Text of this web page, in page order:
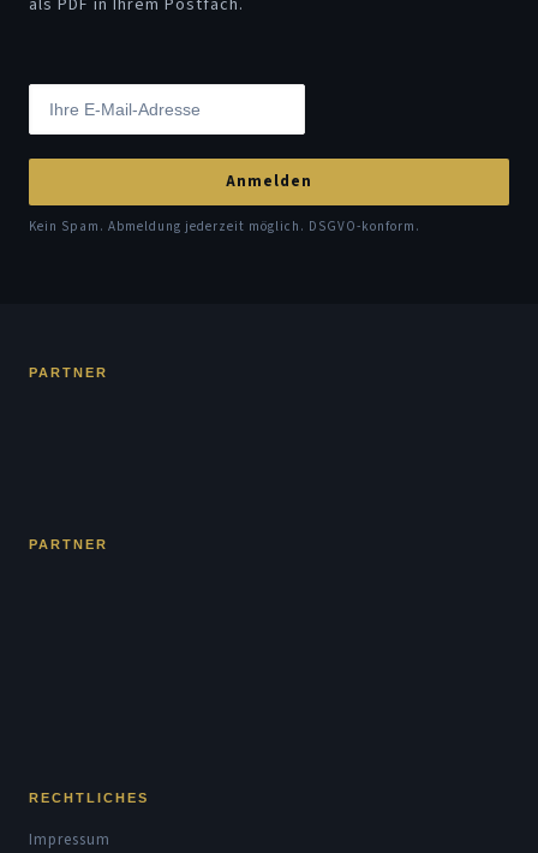
Anmelden
Kein Spam. Abmeldung jederzeit möglich. DSGVO-konform.
PARTNER
PARTNER
RECHTLICHES
Impressum